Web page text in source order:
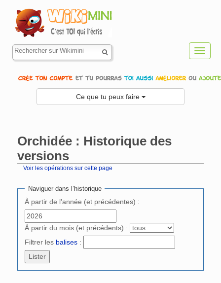
Ce que tu peux faire
Orchidée : Historique des
versions
Voir les opérations sur cette page
Naviguer dans l’historique
À partir de l'année (et précédentes) :
À partir du mois (et précédents) :
Filtrer les balises :